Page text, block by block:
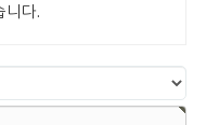
니다.